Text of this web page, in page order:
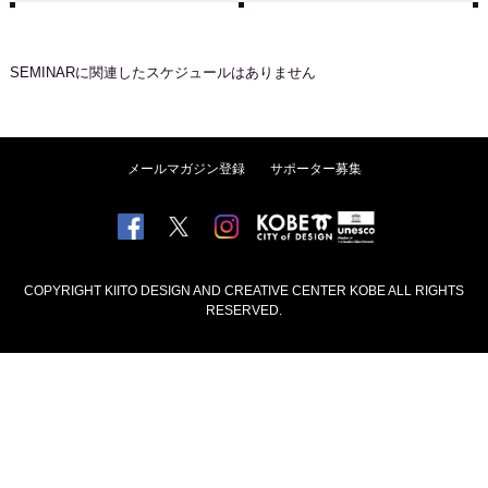
SEMINARに関連したスケジュールはありません
メールマガジン登録 サポーター募集
COPYRIGHT KIITO DESIGN AND CREATIVE CENTER KOBE ALL RIGHTS
RESERVED.